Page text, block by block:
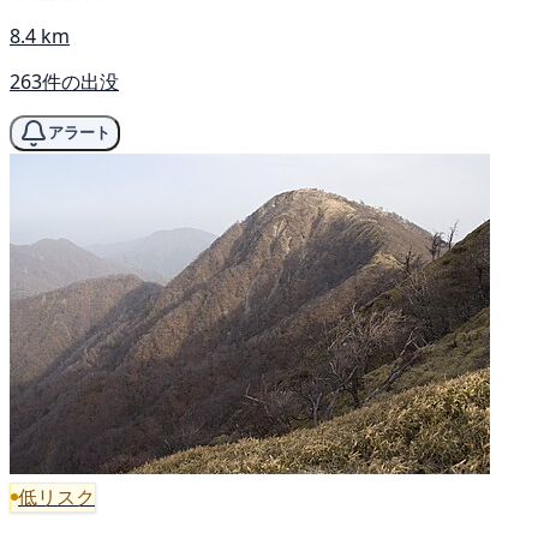
8.4 km
263件の出没
アラート
低リスク